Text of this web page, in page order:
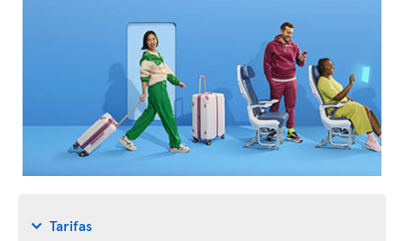
Tarifas